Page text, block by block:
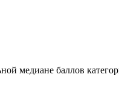
медиане баллов